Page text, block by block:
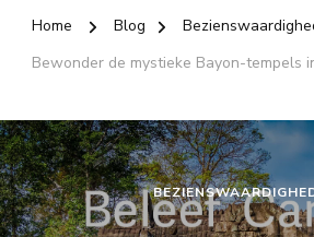
Home Blog
Bewonder de mystieke Bayon-tempels